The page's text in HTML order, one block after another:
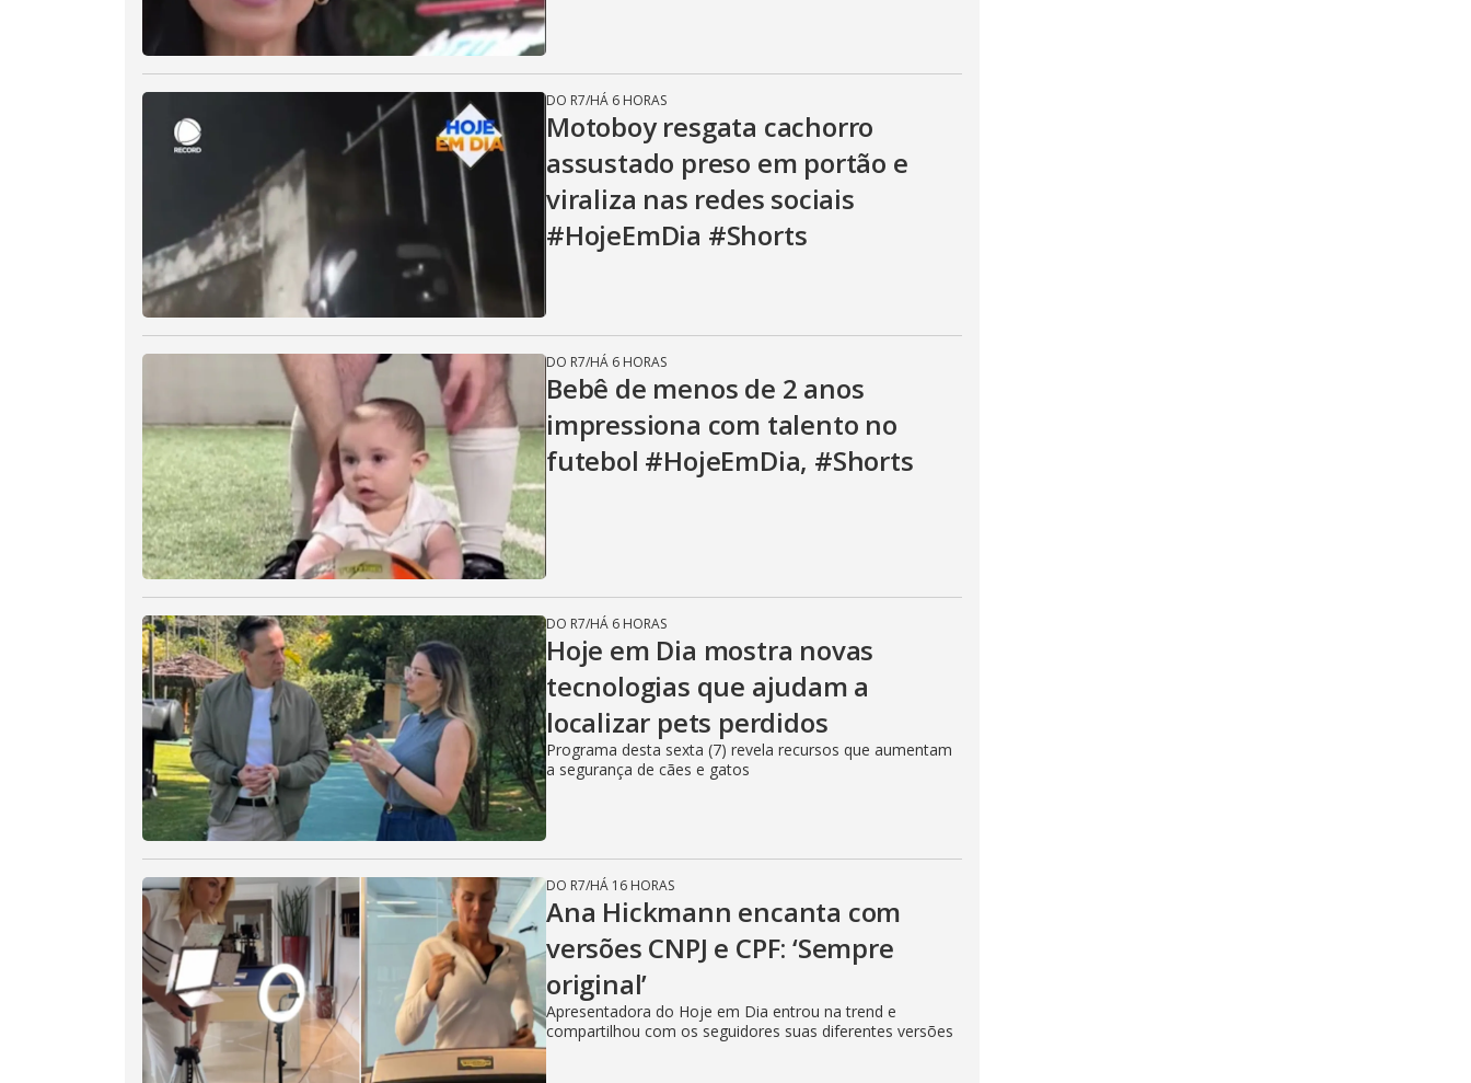
DO R7/HÁ 6 HORAS
Motoboy resgata cachorro
assustado preso em portão e
viraliza nas redes sociais
#HojeEmDia #Shorts
DO R7/HÁ 6 HORAS
Bebê de menos de 2 anos
impressiona com talento no
futebol #HojeEmDia, #Shorts
DO R7/HÁ 6 HORAS
Hoje em Dia mostra novas
tecnologias que ajudam a
localizar pets perdidos
Programa desta sexta (7) revela recursos que aumentam
a segurança de cães e gatos
DO R7/HÁ 16 HORAS
Ana Hickmann encanta com
versões CNPJ e CPF: ‘Sempre
original’
Apresentadora do Hoje em Dia entrou na trend e
compartilhou com os seguidores suas diferentes versões